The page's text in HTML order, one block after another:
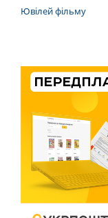
Ювілей фільму